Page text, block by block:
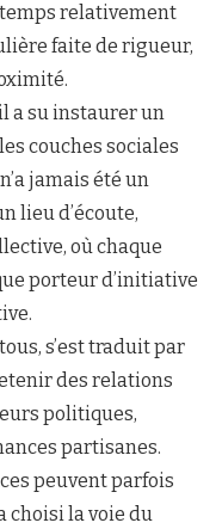
temps relativement
faite de rigueur,
a su instaurer un
couches sociales
jamais été un
lieu d’écoute,
où chaque
porteur d’initiative
s’est traduit par
des relations
politiques,
partisanes.
peuvent parfois
choisi la voie du